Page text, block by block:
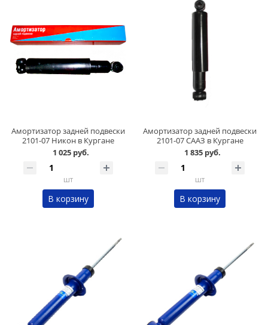
Амортизатор задней подвески
2101-07 Никон в Кургане
1 025 руб.
шт
В корзину
Амортизатор задней подвески
2101-07 СААЗ в Кургане
1 835 руб.
шт
В корзину